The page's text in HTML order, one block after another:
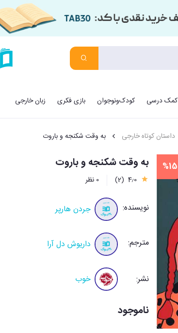
کمک درسی کودک‌ونوجوان بازی فکری زبان خارجی
داستان کوتاه خارجی به وقت شکنجه و باروت
%15 به وقت شکنجه و باروت
4٫0 (2) 0 نظر
نویسنده: جردن هارپر
مترجم: داریوش دل آرا
نشر: خوب
ناموجود